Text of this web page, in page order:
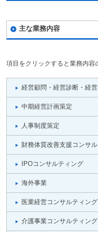
主な業務内容
項目をクリックすると業務内容
経営顧問・経営診断・経
中期経営計画策定
人事制度策定
財務体質改善支援コンサ
IPOコンサルティング
海外事業
医業経営コンサルティング
介護事業コンサルティング